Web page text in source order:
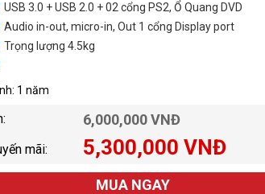
USB 3.0 + USB 2.0 + 02 cổng PS2, Ổ Quang DVD
Audio in-out, micro-in, Out 1 cổng Display port
Trọng lượng 4.5kg
1 năm
6,000,000 VNĐ
mãi: 5,300,000 VNĐ
MUA NGAY